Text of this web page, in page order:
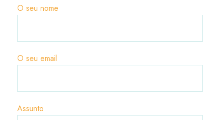
O seu nome
O seu email
Assunto